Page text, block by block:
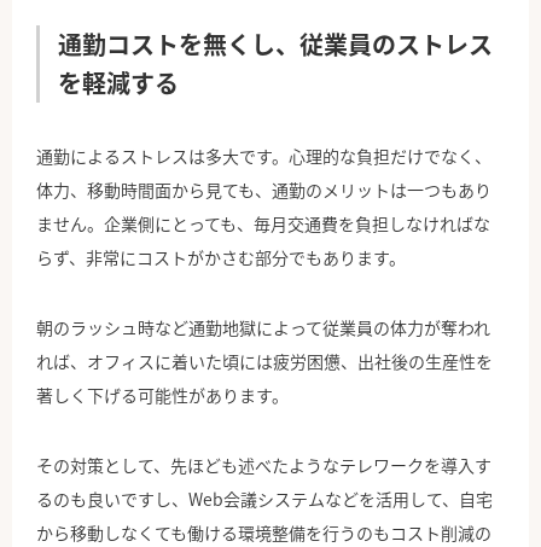
通勤コストを無くし、従業員のストレス
を軽減する
通勤によるストレスは多大です。心理的な負担だけでなく、
体力、移動時間面から見ても、通勤のメリットは一つもあり
ません。企業側にとっても、毎月交通費を負担しなければな
らず、非常にコストがかさむ部分でもあります。
朝のラッシュ時など通勤地獄によって従業員の体力が奪われ
れば、オフィスに着いた頃には疲労困憊、出社後の生産性を
著しく下げる可能性があります。
その対策として、先ほども述べたようなテレワークを導入す
るのも良いですし、Web会議システムなどを活用して、自宅
から移動しなくても働ける環境整備を行うのもコスト削減の